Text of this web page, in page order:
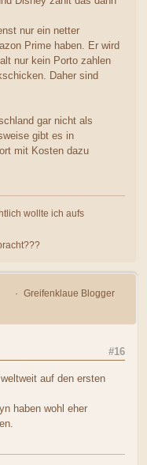
nur ein netter
Prime haben. Er wird
nur kein Porto zahlen
Daher sind
gar nicht als
gibt es in
mit Kosten dazu
wollte ich aufs
Greifenklaue Blogger
#16
auf den ersten
haben wohl eher